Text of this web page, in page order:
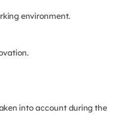
environment.
into account during the